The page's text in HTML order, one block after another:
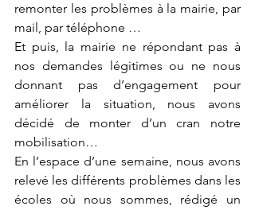
remonter les problèmes à la mairie, par
mail, par téléphone …
Et puis, la mairie ne répondant pas à
nos demandes légitimes ou ne nous
donnant pas d’engagement pour
améliorer la situation, nous avons
décidé de monter d’un cran notre
mobilisation…
En l’espace d’une semaine, nous avons
relevé les différents problèmes dans les
écoles où nous sommes, rédigé un